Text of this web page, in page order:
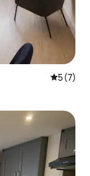
平均评分
5 (7)